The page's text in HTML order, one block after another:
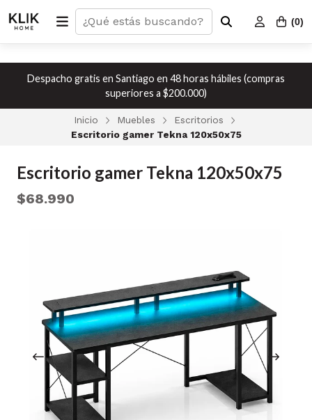
(0)
Despacho gratis en Santiago en 48 horas hábiles (compras
superiores a $200.000)
Inicio Muebles
Escritorios
Escritorio gamer Tekna 120x50x75
Escritorio gamer Tekna 120x50x75
$68.990